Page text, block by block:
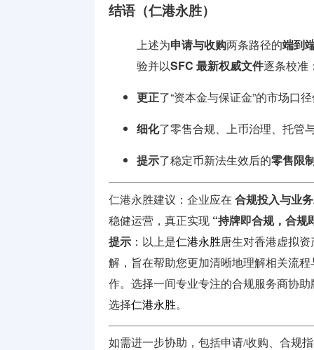
结语（仁港永胜）
上述为申请与收购两条路径的端到
验并以SFC 最新权威文件逐条校准
更正了“资本金与保证金”的市场口
细化了零售合规、上币治理、托管
提示了稳定币新法生效后的零售限
仁港永胜建议：企业应在 合规投入与业
稳健运营，真正实现 “持牌即合规，合规
提示 ：以上是仁港永胜唐生对香港虚拟
解，旨在帮助您更加清晰地理解相关流
作。选择一间专业专注的合规服务商协
选择仁港永胜。
如需进一步协助，包括申请/收购、合规